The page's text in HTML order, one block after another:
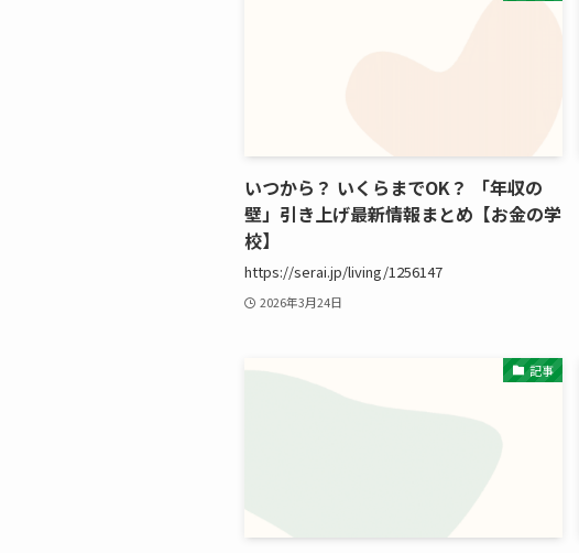
いつから？ いくらまでOK？ 「年収の
壁」引き上げ最新情報まとめ【お金の学
校】
https://serai.jp/living/1256147
2026年3月24日
記事